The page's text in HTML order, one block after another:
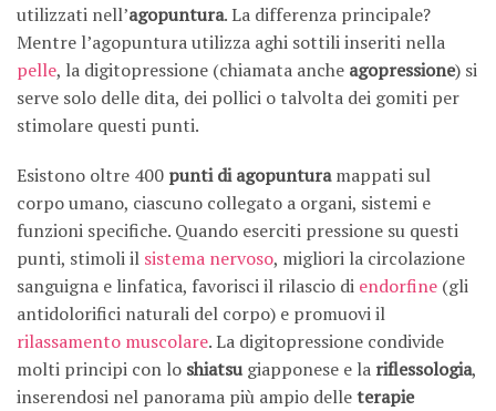
utilizzati nell’agopuntura. La differenza principale?
Mentre l’agopuntura utilizza aghi sottili inseriti nella
pelle, la digitopressione (chiamata anche agopressione) si
serve solo delle dita, dei pollici o talvolta dei gomiti per
stimolare questi punti.
Esistono oltre 400 punti di agopunturamappati sul
corpo umano, ciascuno collegato a organi, sistemi e
funzioni specifiche. Quando eserciti pressione su questi
punti, stimoli il sistema nervoso, migliori la circolazione
sanguigna e linfatica, favorisci il rilascio di endorfine (gli
antidolorifici naturali del corpo) e promuovi il
rilassamento muscolare. La digitopressione condivide
molti principi con lo shiatsu giapponese e la riflessologia,
inserendosi nel panorama più ampio delleterapie